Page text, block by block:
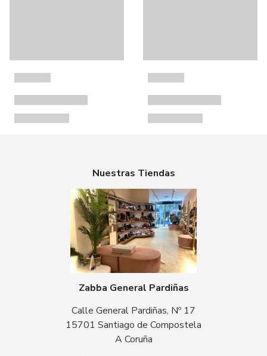
Nuestras Tiendas
Zabba General Pardiñas
Calle General Pardiñas, Nº 17
15701 Santiago de Compostela
A Coruña